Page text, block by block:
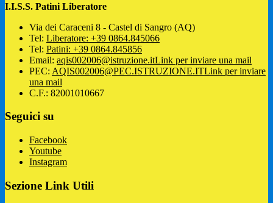
I.I.S.S. Patini Liberatore
Via dei Caraceni 8 - Castel di Sangro (AQ)
Tel: Liberatore: +39 0864.845066
Tel: Patini: +39 0864.845856
Email: aqis002006@istruzione.itLink per inviare una mail
PEC: AQIS002006@PEC.ISTRUZIONE.ITLink per inviare
una mail
C.F.: 82001010667
Seguici su
Facebook
Youtube
Instagram
Sezione Link Utili